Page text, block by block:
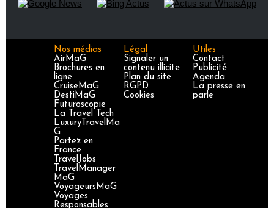
Nos médias
AirMaG
Brochures en
ligne
CruiseMaG
DestiMaG
Futuroscopie
La Travel Tech
LuxuryTravelMa
G
Partez en
France
TravelJobs
TravelManager
MaG
VoyageursMaG
Voyages
Responsables
Légal
Signaler un
contenu illicite
Plan du site
RGPD
Cookies
Utiles
Contact
Publicité
Agenda
La presse en
parle